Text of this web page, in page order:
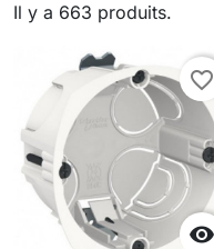
Il y a 663 produits.

favorite_border